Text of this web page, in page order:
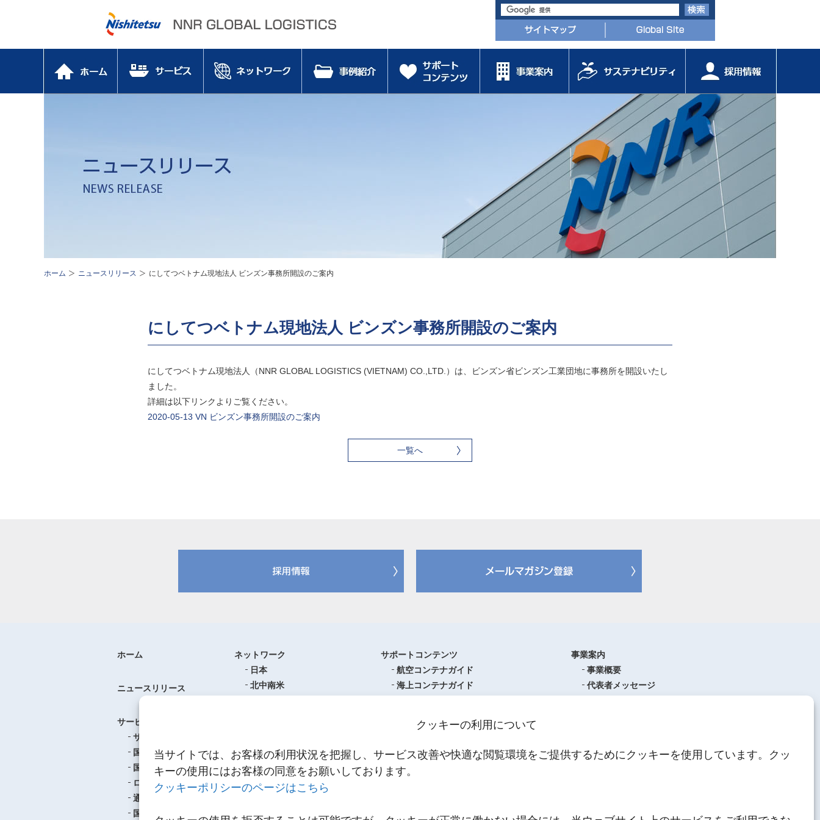
クッキーの利用について
当サイトでは、お客様の利用状況を把握し、サービス改善や快適な閲覧環境をご提供するためにクッキーを使用しています。クッ
キーの使用にはお客様の同意をお願いしております。
クッキーポリシーのページはこちら
ホーム ニュースリリース にしてつベトナム現地法人 ビンズン事務所開設のご案内
にしてつベトナム現地法人 ビンズン事務所開設のご案内
にしてつベトナム現地法人（NNR GLOBAL LOGISTICS (VIETNAM) CO.,LTD.）は、ビンズン省ビンズン工業団地に事務所を開設いたし
ました。
詳細は以下リンクよりご覧ください。
2020-05-13 VN ビンズン事務所開設のご案内
一覧へ
ホーム
ニュースリリース
サービス
サービスのご案内
国際航空貨物輸送
国際海上貨物輸送
ロジスティクス
通関
国内輸送・梱包
ネットワーク
日本
北中南米
ロジスティクスセンター一覧
事例紹介
サポートコンテンツ
航空コンテナガイド
海上コンテナガイド
物流関係用語集（一覧・詳細）
インコタームズ
約款・掲示事項
事業案内
事業概要
代表者メッセージ
AEO制度について
サステナブル経営